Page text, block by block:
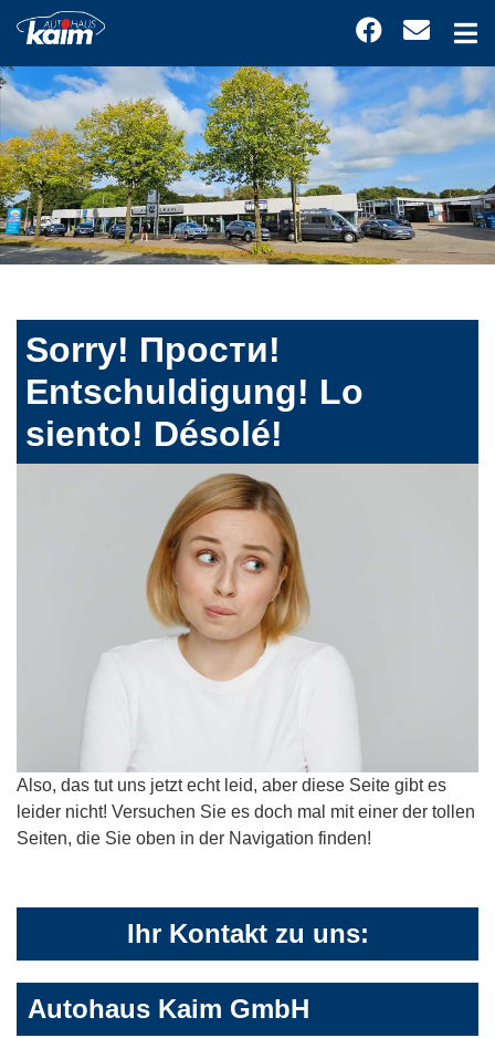
Sorry! Прости!
Entschuldigung! Lo
siento! Désolé!
Also, das tut uns jetzt echt leid, aber diese Seite gibt es
leider nicht! Versuchen Sie es doch mal mit einer der tollen
Seiten, die Sie oben in der Navigation finden!
Ihr Kontakt zu uns:
Autohaus Kaim GmbH